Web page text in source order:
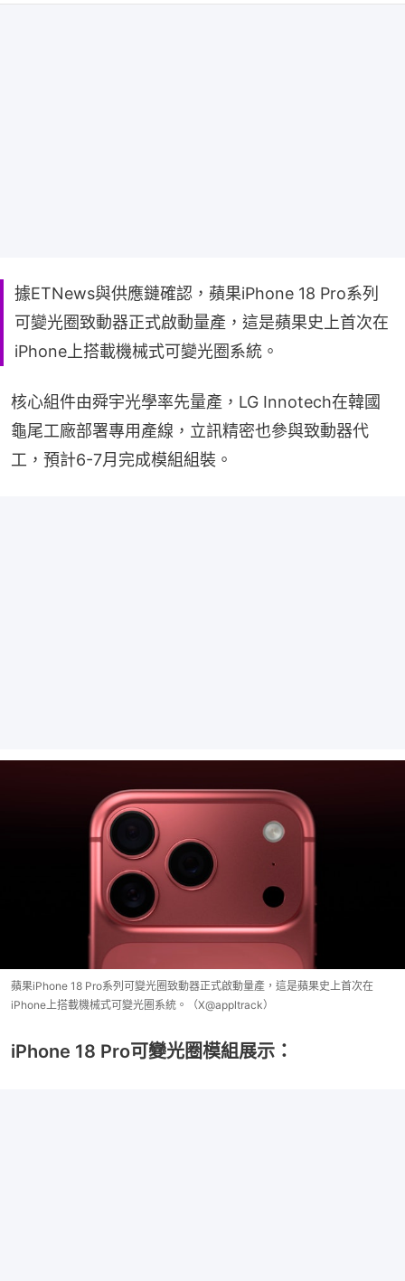
據ETNews與供應鏈確認，蘋果iPhone 18 Pro系列
可變光圈致動器正式啟動量產，這是蘋果史上首次在
iPhone上搭載機械式可變光圈系統。
核心組件由舜宇光學率先量產，LG Innotech在韓國
龜尾工廠部署專用產線，立訊精密也參與致動器代
工，預計6-7月完成模組組裝。
蘋果iPhone 18 Pro系列可變光圈致動器正式啟動量產，這是蘋果史上首次在
iPhone上搭載機械式可變光圈系統。（X@appltrack）
iPhone 18 Pro可變光圈模組展示：